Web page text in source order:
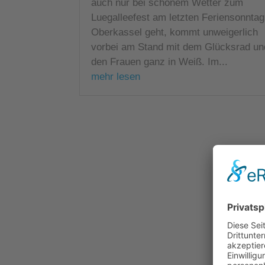
auch nur bei schönem Wetter zum
Luegalleefest am letzten
Oberkassel geht, kommt unweigerlich
vorbei am Stand mit dem Glücksrad
den Frauen ganz in Weiß. Im...
mehr lesen